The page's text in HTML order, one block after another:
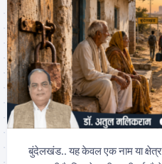
​बुंदेलखंड.. यह केवल एक नाम या क्षेत्र